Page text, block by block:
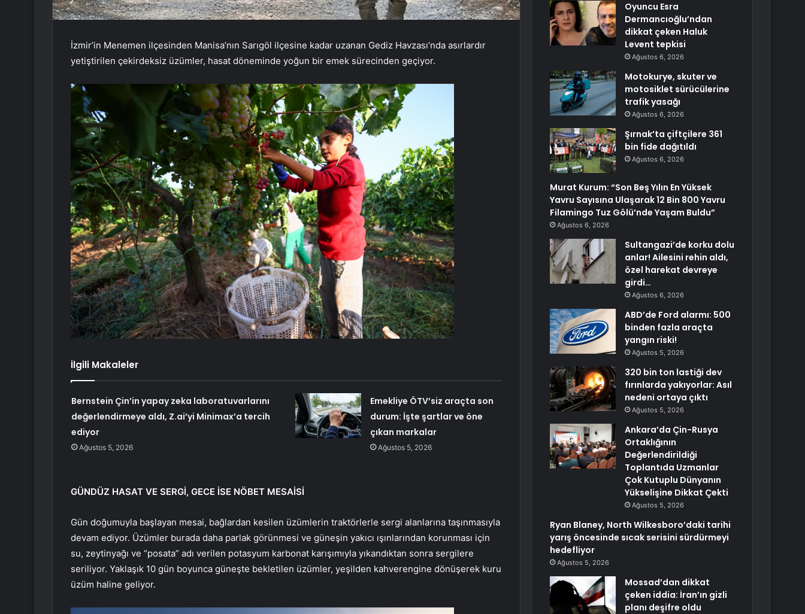
İzmir’in Menemen ilçesinden Manisa’nın Sarıgöl ilçesine kadar uzanan Gediz Havzası’nda asırlardır
yetiştirilen çekirdeksiz üzümler, hasat döneminde yoğun bir emek sürecinden geçiyor.
İlgili Makaleler
Bernstein Çin’in yapay zeka laboratuvarlarını
değerlendirmeye aldı, Z.ai’yi Minimax’a tercih
ediyor
Ağustos 5, 2026
Emekliye ÖTV’siz araçta son
durum: İşte şartlar ve öne
çıkan markalar
Ağustos 5, 2026
GÜNDÜZ HASAT VE SERGİ, GECE İSE NÖBET MESAİSİ
Gün doğumuyla başlayan mesai, bağlardan kesilen üzümlerin traktörlerle sergi alanlarına taşınmasıyla
devam ediyor. Üzümler burada daha parlak görünmesi ve güneşin yakıcı ışınlarından korunması için
su, zeytinyağı ve “posata” adı verilen potasyum karbonat karışımıyla yıkandıktan sonra sergilere
seriliyor. Yaklaşık 10 gün boyunca güneşte bekletilen üzümler, yeşilden kahverengine dönüşerek kuru
üzüm haline geliyor.
Oyuncu Esra
Dermancıoğlu’ndan
dikkat çeken Haluk
Levent tepkisi
Ağustos 6, 2026
Motokurye, skuter ve
motosiklet sürücülerine
trafik yasağı
Ağustos 6, 2026
Şırnak’ta çiftçilere 361
bin fide dağıtıldı
Ağustos 6, 2026
Murat Kurum: “Son Beş Yılın En Yüksek
Yavru Sayısına Ulaşarak 12 Bin 800 Yavru
Filamingo Tuz Gölü’nde Yaşam Buldu”
Ağustos 6, 2026
Sultangazi’de korku dolu
anlar! Ailesini rehin aldı,
özel harekat devreye
girdi…
Ağustos 6, 2026
ABD’de Ford alarmı: 500
binden fazla araçta
yangın riski!
Ağustos 5, 2026
320 bin ton lastiği dev
fırınlarda yakıyorlar: Asıl
nedeni ortaya çıktı
Ağustos 5, 2026
Ankara’da Çin-Rusya
Ortaklığının
Değerlendirildiği
Toplantıda Uzmanlar
Çok Kutuplu Dünyanın
Yükselişine Dikkat Çekti
Ağustos 5, 2026
Ryan Blaney, North Wilkesboro’daki tarihi
yarış öncesinde sıcak serisini sürdürmeyi
hedefliyor
Ağustos 5, 2026
Mossad’dan dikkat
çeken iddia: İran’ın gizli
planı deşifre oldu